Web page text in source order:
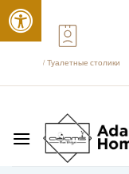
Трюмо / Туалетные столики
›
содержанию